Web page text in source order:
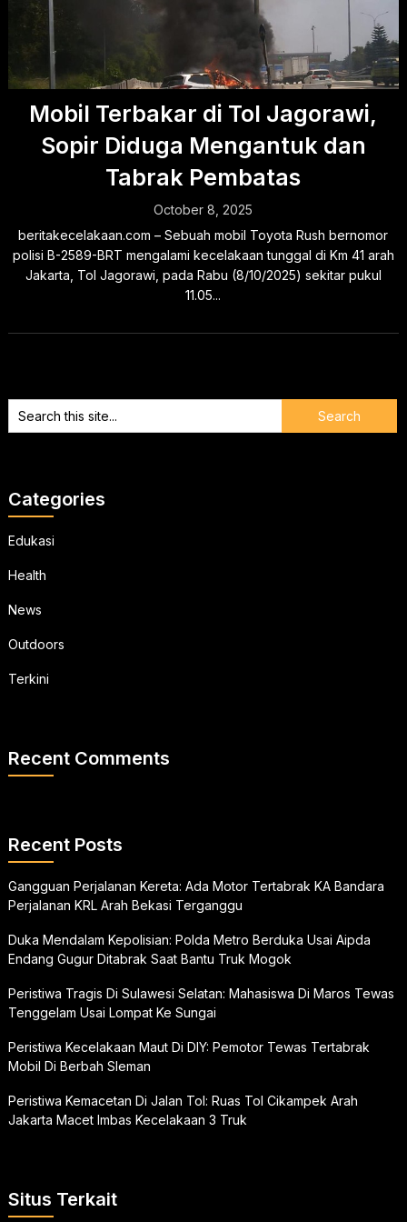
Mobil Terbakar di Tol Jagorawi,
Sopir Diduga Mengantuk dan
Tabrak Pembatas
October 8, 2025
beritakecelakaan.com – Sebuah mobil Toyota Rush bernomor
polisi B-2589-BRT mengalami kecelakaan tunggal di Km 41 arah
Jakarta, Tol Jagorawi, pada Rabu (8/10/2025) sekitar pukul
11.05...
Categories
Edukasi
Health
News
Outdoors
Terkini
Recent Comments
Recent Posts
Gangguan Perjalanan Kereta: Ada Motor Tertabrak KA Bandara
Perjalanan KRL Arah Bekasi Terganggu
Duka Mendalam Kepolisian: Polda Metro Berduka Usai Aipda
Endang Gugur Ditabrak Saat Bantu Truk Mogok
Peristiwa Tragis Di Sulawesi Selatan: Mahasiswa Di Maros Tewas
Tenggelam Usai Lompat Ke Sungai
Peristiwa Kecelakaan Maut Di DIY: Pemotor Tewas Tertabrak
Mobil Di Berbah Sleman
Peristiwa Kemacetan Di Jalan Tol: Ruas Tol Cikampek Arah
Jakarta Macet Imbas Kecelakaan 3 Truk
Situs Terkait